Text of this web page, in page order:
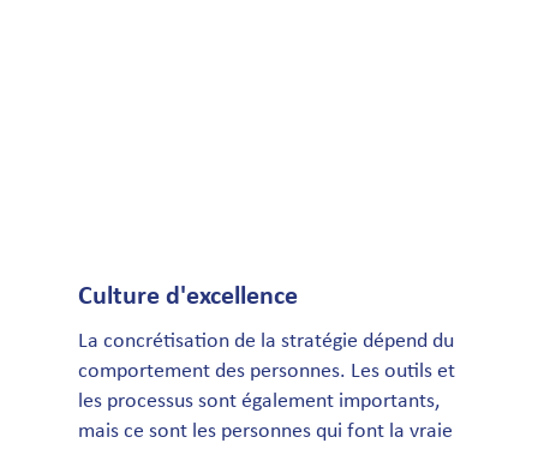
Culture d'excellence
La concrétisation de la stratégie dépend du
comportement des personnes. Les outils et
les processus sont également importants,
mais ce sont les personnes qui font la vraie